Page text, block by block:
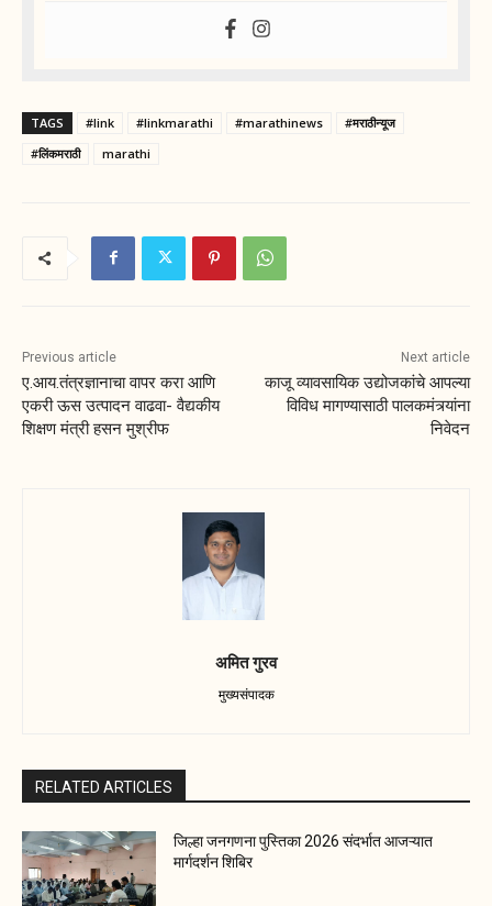
TAGS #link #linkmarathi #marathinews
#मराठीन्यूज
#लिंकमराठी
marathi
Previous article
ए.आय.तंत्रज्ञानाचा वापर करा आणि
एकरी ऊस उत्पादन वाढवा- वैद्यकीय
शिक्षण मंत्री हसन मुश्रीफ
Next article
काजू व्यावसायिक उद्योजकांचे आपल्या
विविध मागण्यासाठी पालकमंत्र्यांना
निवेदन
अमित गुरव
मुख्यसंपादक
RELATED ARTICLES
जिल्हा जनगणना पुस्तिका 2026 संदर्भात आजऱ्यात
मार्गदर्शन शिबिर